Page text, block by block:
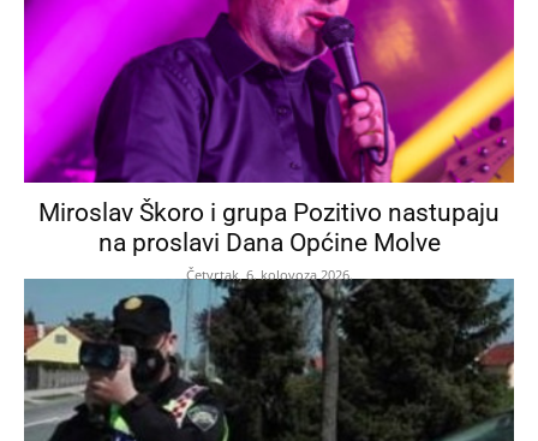
Miroslav Škoro i grupa Pozitivo nastupaju
na proslavi Dana Općine Molve
Četvrtak, 6. kolovoza 2026.